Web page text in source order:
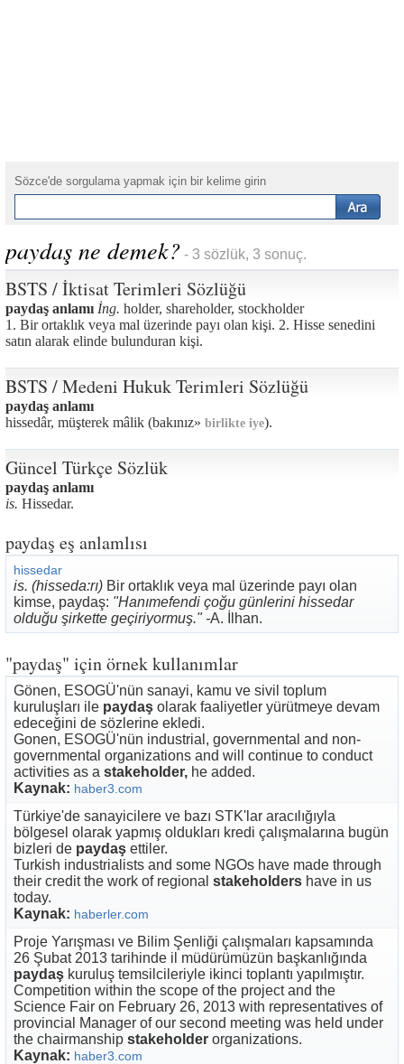
Sözce'de sorgulama yapmak için bir kelime girin
paydaş ne demek? - 3 sözlük, 3 sonuç.
BSTS / İktisat Terimleri Sözlüğü
paydaş anlamı İng. holder, shareholder, stockholder
1. Bir ortaklık veya mal üzerinde payı olan kişi. 2. Hisse senedini
satın alarak elinde bulunduran kişi.
BSTS / Medeni Hukuk Terimleri Sözlüğü
paydaş anlamı
hissedâr, müşterek mâlik (bakınız» birlikte iye).
Güncel Türkçe Sözlük
paydaş anlamı
is. Hissedar.
paydaş eş anlamlısı
hissedar
is. (hisseda:rı) Bir ortaklık veya mal üzerinde payı olan
kimse, paydaş: "Hanımefendi çoğu günlerini hissedar
olduğu şirkette geçiriyormuş." -A. İlhan.
"paydaş" için örnek kullanımlar
Gönen, ESOGÜ'nün sanayi, kamu ve sivil toplum
kuruluşları ile paydaş olarak faaliyetler yürütmeye devam
edeceğini de sözlerine ekledi.
Gonen, ESOGÜ'nün industrial, governmental and non-
governmental organizations and will continue to conduct
activities as a stakeholder, he added.
Kaynak: haber3.com
Türkiye'de sanayicilere ve bazı STK'lar aracılığıyla
bölgesel olarak yapmış oldukları kredi çalışmalarına bugün
bizleri de paydaş ettiler.
Turkish industrialists and some NGOs have made ​​through
their credit the work of regional stakeholders have in us
today.
Kaynak: haberler.com
Proje Yarışması ve Bilim Şenliği çalışmaları kapsamında
26 Şubat 2013 tarihinde il müdürümüzün başkanlığında
paydaş kuruluş temsilcileriyle ikinci toplantı yapılmıştır.
Competition within the scope of the project and the
Science Fair on February 26, 2013 with representatives of
provincial Manager of our second meeting was held under
the chairmanship stakeholder organizations.
Kaynak: haber3.com